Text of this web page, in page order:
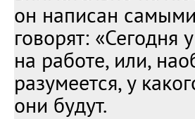
он написан
говорят: «Сегодня
на работе, или,
разумеется, у
они будут.